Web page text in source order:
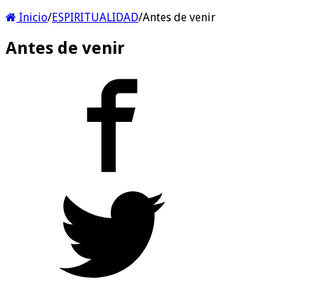
Inicio/ESPIRITUALIDAD/Antes de venir
Antes de venir